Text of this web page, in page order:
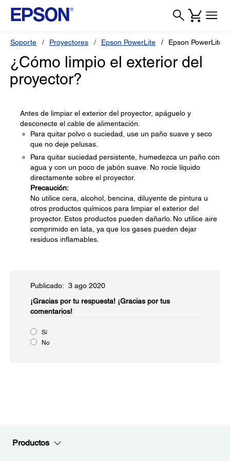
Soporte Proyectores Epson PowerLite Epson PowerLite
¿Cómo limpio el exterior del
proyector?
Antes de limpiar el exterior del proyector, apáguelo y
desconecte el cable de alimentación.
Para quitar polvo o suciedad, use un paño suave y seco
que no deje pelusas.
Para quitar suciedad persistente, humedezca un paño con
agua y con un poco de jabón suave. No rocíe líquido
directamente sobre el proyector.
Precaución:
No utilice cera, alcohol, bencina, diluyente de pintura u
otros productos químicos para limpiar el exterior del
proyector. Estos productos pueden dañarlo. No utilice aire
comprimido en lata, ya que los gases pueden dejar
residuos inflamables.
Publicado: 3 ago 2020
¡Gracias por tu respuesta! ¡Gracias por tus
comentarios!
Sí
No
Productos